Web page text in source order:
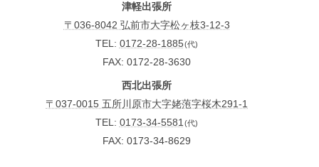
津軽出張所
〒036-8042 弘前市大字松ヶ枝3-12-3
TEL: 0172-28-1885(代)
FAX: 0172-28-3630
西北出張所
〒037-0015 五所川原市大字姥萢字桜木291-1
TEL: 0173-34-5581(代)
FAX: 0173-34-8629